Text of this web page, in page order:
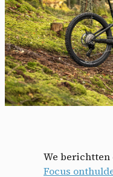
We berichtten
Focus